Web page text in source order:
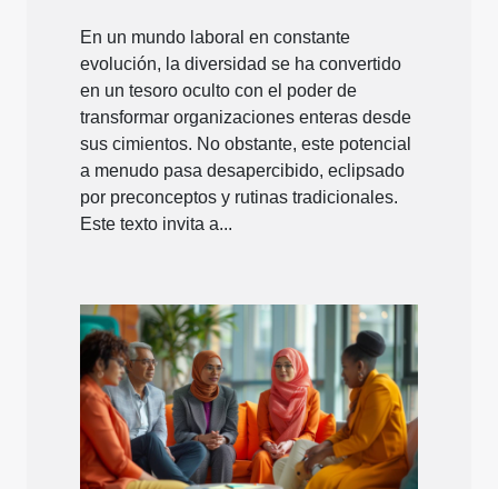
En un mundo laboral en constante
evolución, la diversidad se ha convertido
en un tesoro oculto con el poder de
transformar organizaciones enteras desde
sus cimientos. No obstante, este potencial
a menudo pasa desapercibido, eclipsado
por preconceptos y rutinas tradicionales.
Este texto invita a...